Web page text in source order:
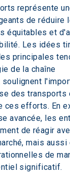
représente
de réduire
équitables et
Les idées
principales
de la chaîne
des transports
ces efforts. En
avancée, les
de réagir
mais aussi
de
significatif.